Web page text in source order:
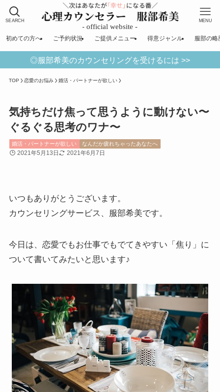
SEARCH MENU
初めての方へ ご予約状況 ご提供メニュー 得意ジャンル 服部の略
◎服部希美のカウンセリングを受けるには >>
TOP 恋愛のお悩み 婚活・パートナーが欲しい
気持ちだけ焦って思うように動けない〜
ぐるぐる思考のワナ〜
婚活・パートナーが欲しい なんだか疲れちゃったあなたへ
2021年5月13日 2021年6月7日
いつもありがとうございます。
カウンセリングサービス、服部希美です。
今日は、恋愛でもお仕事でもでてきやすい「焦り」に
ついて書いてみたいと思います♪